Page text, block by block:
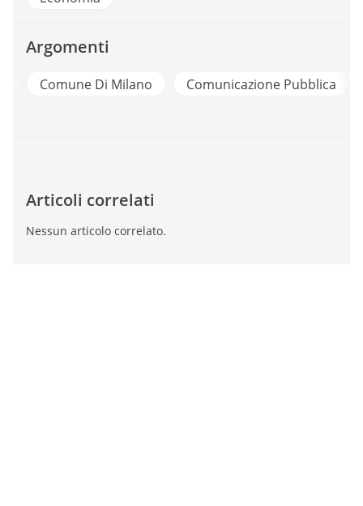
Argomenti
Comune Di Milano Comunicazione Pubblica
Articoli correlati
Nessun articolo correlato.